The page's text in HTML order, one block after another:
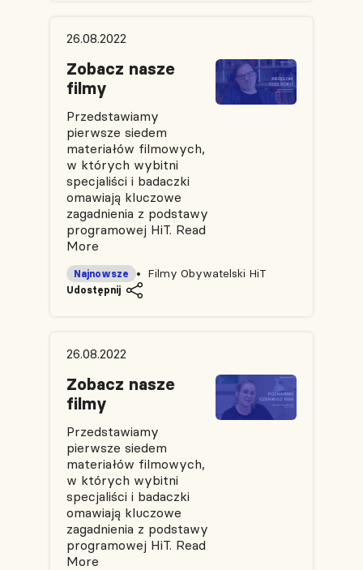
26.08.2022
Zobacz nasze
filmy
Przedstawiamy
pierwsze siedem
materiałów filmowych,
w których wybitni
specjaliści i badaczki
omawiają kluczowe
zagadnienia z podstawy
programowej HiT. Read
More
Filmy Obywatelski HiT
Najnowsze
Udostępnij
26.08.2022
Zobacz nasze
filmy
Przedstawiamy
pierwsze siedem
materiałów filmowych,
w których wybitni
specjaliści i badaczki
omawiają kluczowe
zagadnienia z podstawy
programowej HiT. Read
More